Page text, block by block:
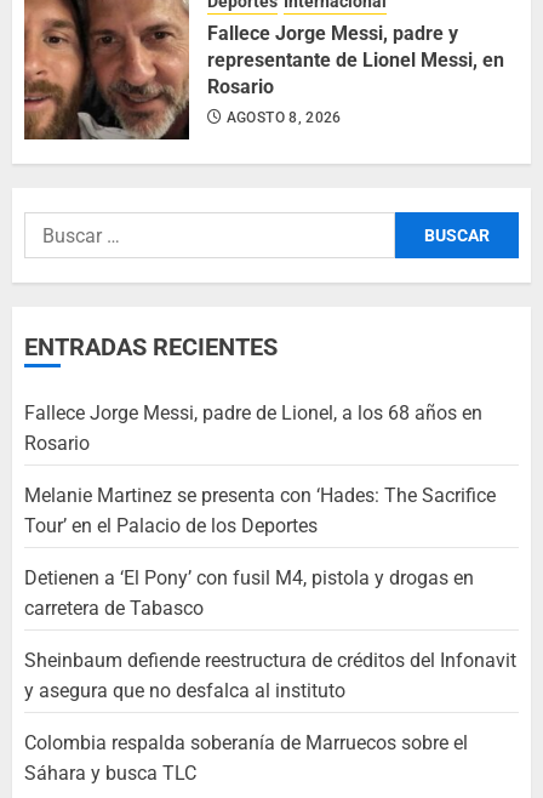
Fallece Jorge Messi, padre y
representante de Lionel Messi, en
Rosario
AGOSTO 8, 2026
ENTRADAS RECIENTES
Fallece Jorge Messi, padre de Lionel, a los 68 años en
Rosario
Melanie Martinez se presenta con ‘Hades: The Sacrifice
Tour’ en el Palacio de los Deportes
Detienen a ‘El Pony’ con fusil M4, pistola y drogas en
carretera de Tabasco
Sheinbaum defiende reestructura de créditos del Infonavit
y asegura que no desfalca al instituto
Colombia respalda soberanía de Marruecos sobre el
Sáhara y busca TLC